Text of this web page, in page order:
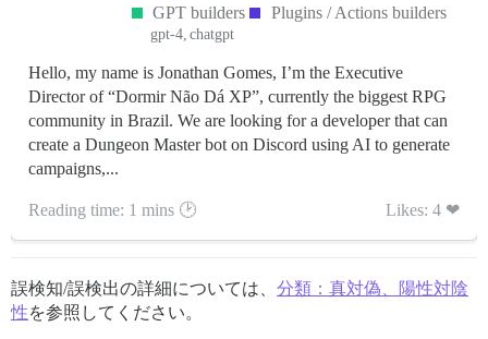
GPT builders Plugins / Actions builders
gpt-4 chatgpt
Hello, my name is Jonathan Gomes, I’m the Executive
Director of “Dormir Não Dá XP”, currently the biggest RPG
community in Brazil. We are looking for a developer that can
create a Dungeon Master bot on Discord using AI to generate
campaigns,...
Reading time: 1 mins 🕑 Likes: 4 ❤
誤検知/誤検出の詳細については、 分類：真対偽、陽性対陰
性を参照してください。